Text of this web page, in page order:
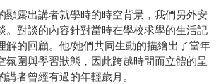
顯露出講者就學時的時空背景，我們另外安
。對談的內容針對當時在學校求學的生活記
解的回顧。他/她們共同生動的描繪出了當年
氛圍與學習狀態，因此跨越時間而立體的呈
者曾經有過的年輕歲月。